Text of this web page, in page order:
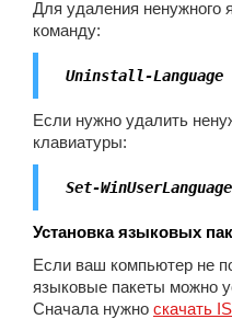
Для удаления ненужного
команду:
Uninstall-Language
Если нужно удалить
клавиатуры:
Set-
Установка языковых
Если ваш компьютер не
языковые пакеты можно
Сначала нужно скачать